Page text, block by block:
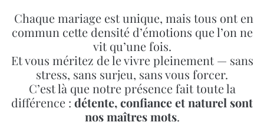
Chaque mariage est unique, mais tous ont en
commun cette densité d’émotions que l’on ne
vit qu’une fois.
Et vous méritez de le vivre pleinement — sans
stress, sans surjeu, sans vous forcer.
C’est là que notre présence fait toute la
différence : détente, confiance et naturel sont
nos maîtres mots.